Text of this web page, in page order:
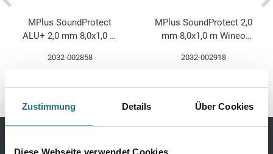
Zustimmung Details Über Cookies
Diese Webseite verwendet Cookies
MPlus SoundProtect
ALU+ 2,0 mm 8,0x1,0 m
Polyurethan-Mineral
2032-002858
MPlus SoundProtect 2,0
mm 8,0x1,0 m Wineo
Mineral
2032-002918